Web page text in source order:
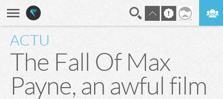
ACTU
The Fall Of Max
Payne, an awful film